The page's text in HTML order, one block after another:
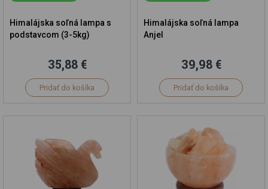
Himalájska soľná lampa s
podstavcom (3-5kg)
35,88 €
Pridať do košíka
Himalájska soľná lampa
Anjel
39,98 €
Pridať do košíka